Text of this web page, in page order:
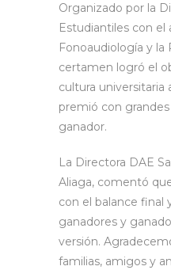
Organizado por la
Estudiantiles con el
Fonoaudiología y la
certamen logró el
cultura universitaria
premió con
ganador.
La Directora DAE
Aliaga, comentó
con el balance final
ganadores y
versión.
familias, amigos y